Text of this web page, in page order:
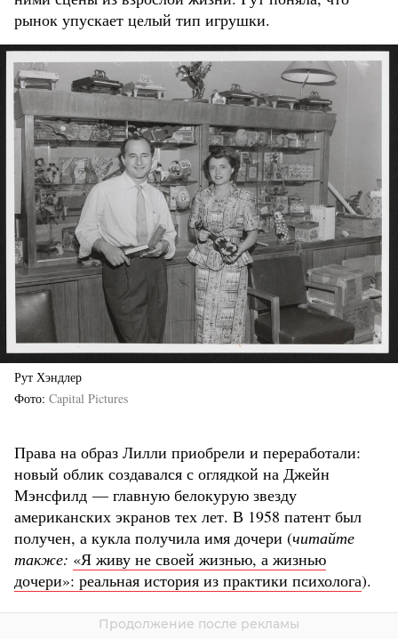
рынок упускает целый тип игрушки.
Рут Хэндлер
Фото Capital Pictures
Права на образ Лилли приобрели и переработали:
новый облик создавался с оглядкой на Джейн
Мэнсфилд — главную белокурую звезду
американских экранов тех лет. В 1958 патент был
получен, а кукла получила имя дочери (читайте
также: «Я живу не своей жизнью, а жизнью
дочери»: реальная история из практики психолога).